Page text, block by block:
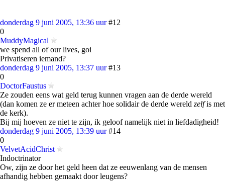
donderdag 9 juni 2005, 13:36 uur #12
0
MuddyMagical
we spend all of our lives, goi
Privatiseren iemand?
donderdag 9 juni 2005, 13:37 uur #13
0
DoctorFaustus
Ze zouden eens wat geld terug kunnen vragen aan de derde wereld
(dan komen ze er meteen achter hoe solidair de derde wereld zelfis met
de kerk).
Bij mij hoeven ze niet te zijn, ik geloof namelijk niet in liefdadigheid!
donderdag 9 juni 2005, 13:39 uur #14
0
VelvetAcidChrist
Indoctrinator
Ow, zijn ze door het geld heen dat ze eeuwenlang van de mensen
afhandig hebben gemaakt door leugens?